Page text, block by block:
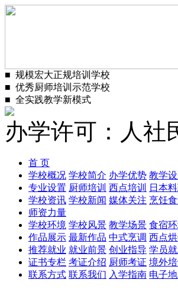
■ 规模宏大正规培训学校
■ 优秀厨师培训示范学校
■ 全实践教学新模式
办学许可：人社
首 页
学校概况 学校简介 办学优势 教学
专业设置 厨师培训 西点培训 日本
学校资讯 学校新闻 媒体关注 烹饪
师资力量
学校环境 学校风景 教学场景 食宿
作品展示 最新作品 中式烹调 西点
推荐就业 就业前景 创业指导 学员
证书专栏 考证介绍 厨师考证 境外培
联系方式 联系我们 入学指南 电子